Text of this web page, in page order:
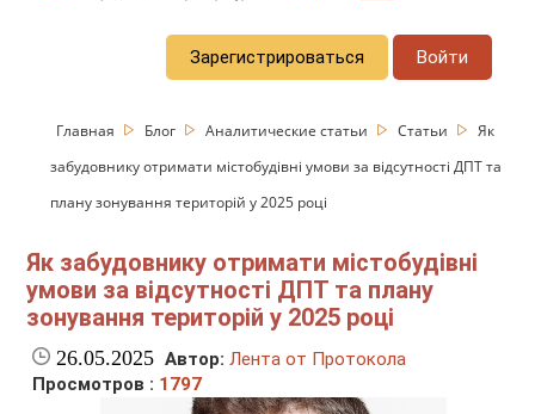
Зарегистрироваться Войти
Главная Блог Аналитические статьи Статьи
Як
забудовнику отримати містобудівні умови за відсутності ДПТ та
плану зонування територій у 2025 році
Як забудовнику отримати містобудівні
умови за відсутності ДПТ та плану
зонування територій у 2025 році
26.05.2025 Автор: Лента от Протокола
Просмотров : 1797